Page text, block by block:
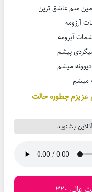
منم عاشق ترین …
آرزومه
آبرومه
پیشم
میشم
میشم
چطوره حالت
بشنوید.
320